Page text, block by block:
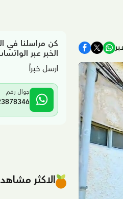
كن مراسلنا في
الخبر عبر
ارسل خبراً
جوال رقم
الاكثر